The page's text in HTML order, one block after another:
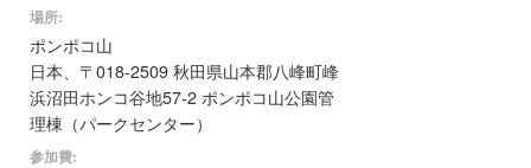
場所:
ポンポコ山
日本、〒018-2509 秋田県山本郡八峰町峰
浜沼田ホンコ谷地57-2 ポンポコ山公園管
理棟（パークセンター）
参加費: